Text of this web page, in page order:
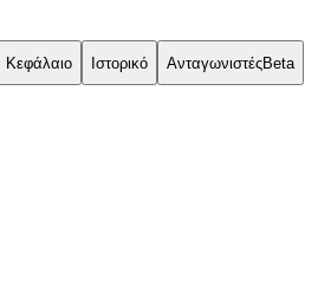
Κεφάλαιο Ιστορικό ΑνταγωνιστέςBeta